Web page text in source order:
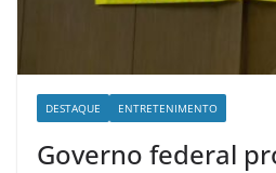
DESTAQUE ENTRETENIMENTO
Governo federal